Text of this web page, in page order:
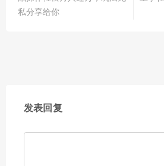
私分享给你
发表回复